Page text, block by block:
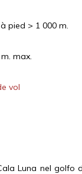
pied > 1 000 m.
max.
vol
Luna nel golfo